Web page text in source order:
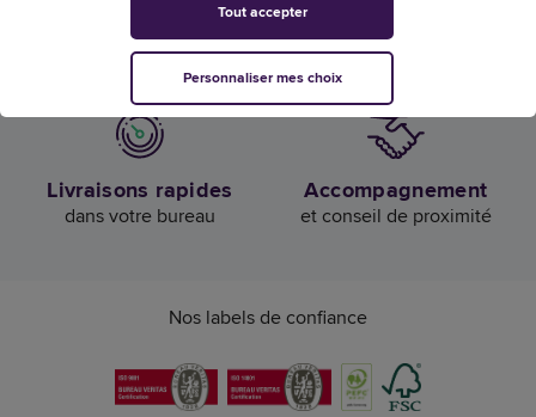
Confiance et satisfaction
de nos clients
Livraison offerte
dès 50€ HT d’achat
Livraisons rapides
dans votre bureau
Accompagnement
et conseil de proximité
Nos labels de confiance
Personnaliser mes choix
Tout accepter